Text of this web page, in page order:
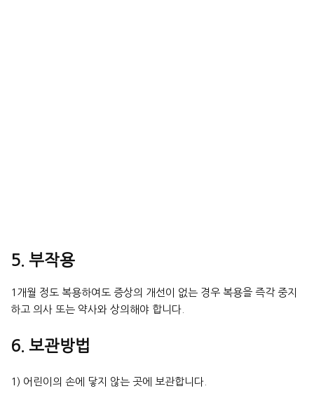
5. 부작용
1개월 정도 복용하여도 증상의 개선이 없는 경우 복용을 즉각 중지
하고 의사 또는 약사와 상의해야 합니다.
6. 보관방법
1) 어린이의 손에 닿지 않는 곳에 보관합니다.